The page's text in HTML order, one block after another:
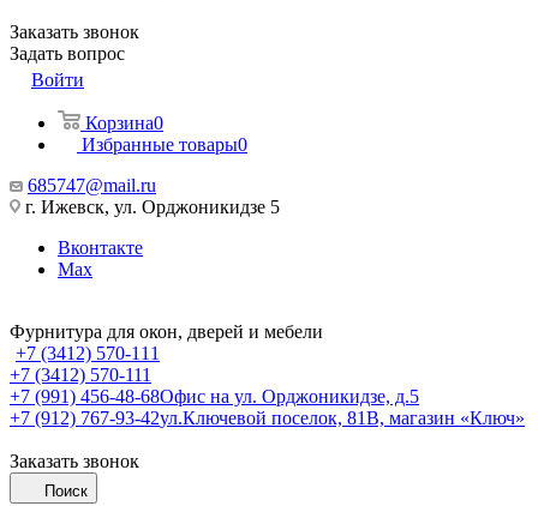
Заказать звонок
Задать вопрос
Войти
Корзина0
Избранные товары0
685747@mail.ru
г. Ижевск, ул. Орджоникидзе 5
Вконтакте
Max
Фурнитура для окон, дверей и мебели
+7 (3412) 570-111
+7 (3412) 570-111
+7 (991) 456-48-68Офис на ул. Орджоникидзе, д.5
+7 (912) 767-93-42ул.Ключевой поселок, 81В, магазин «Ключ»
Заказать звонок
Поиск